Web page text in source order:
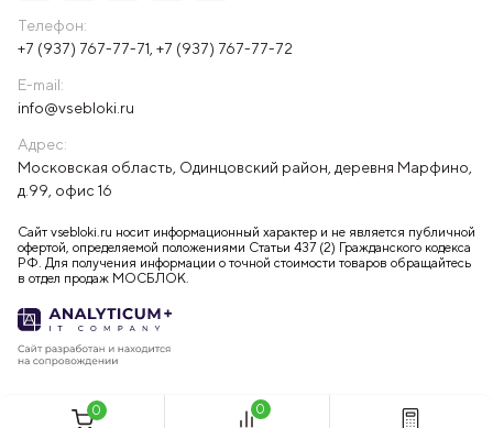
Телефон:
+7 (937) 767-77-71 +7 (937) 767-77-72
E-mail:
info@vsebloki.ru
Адрес:
Московская область, Одинцовский район, деревня Марфино,
д.99, офис 16
Сайт vsebloki.ru носит информационный характер и не является публичной
офертой, определяемой положениями Статьи 437 (2) Гражданского кодекса
РФ. Для получения информации о точной стоимости товаров обращайтесь
в отдел продаж МОСБЛОК.
0 0